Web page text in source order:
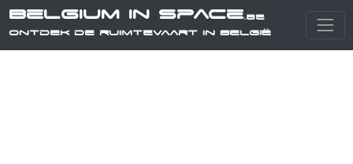
Belgium in Space.be
Ontdek de ruimtevaart in België